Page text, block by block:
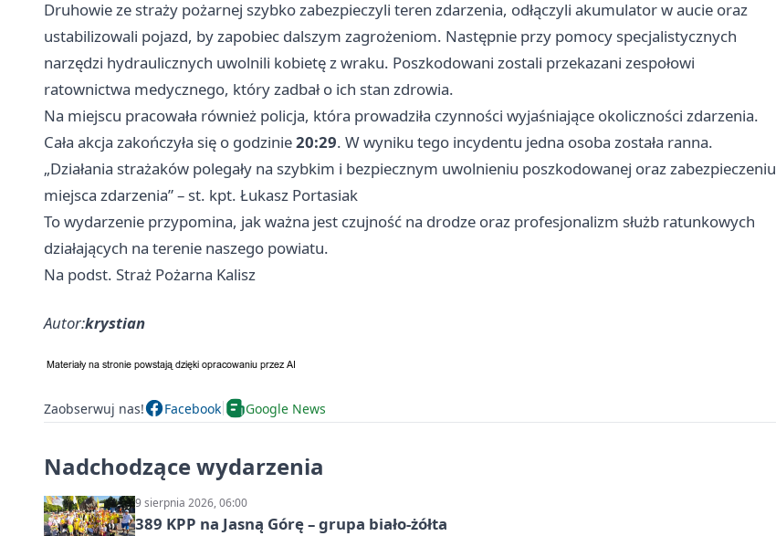
Druhowie ze straży pożarnej szybko zabezpieczyli teren zdarzenia, odłączyli akumulator w aucie oraz
ustabilizowali pojazd, by zapobiec dalszym zagrożeniom. Następnie przy pomocy specjalistycznych
narzędzi hydraulicznych uwolnili kobietę z wraku. Poszkodowani zostali przekazani zespołowi
ratownictwa medycznego, który zadbał o ich stan zdrowia.
Na miejscu pracowała również policja, która prowadziła czynności wyjaśniające okoliczności zdarzenia.
Cała akcja zakończyła się o godzinie20:29. W wyniku tego incydentu jedna osoba została ranna.
„Działania strażaków polegały na szybkim i bezpiecznym uwolnieniu poszkodowanej oraz zabezpieczeniu
miejsca zdarzenia” – st. kpt. Łukasz Portasiak
To wydarzenie przypomina, jak ważna jest czujność na drodze oraz profesjonalizm służb ratunkowych
działających na terenie naszego powiatu.
Na podst. Straż Pożarna Kalisz
Autor:krystian
Zaobserwuj nas! Facebook Google News
Nadchodzące wydarzenia
9 sierpnia 2026, 06:00
389 KPP na Jasną Górę – grupa biało-żółta